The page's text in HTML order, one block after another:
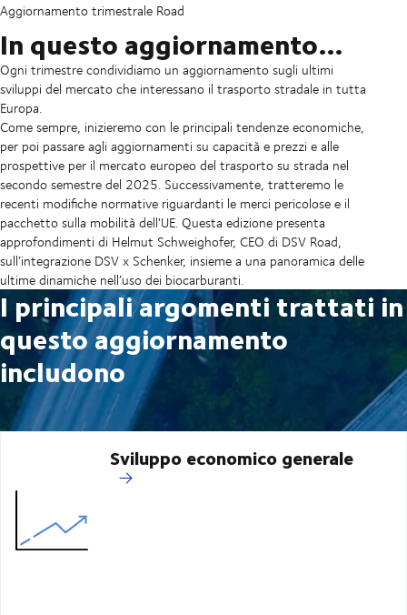
Aggiornamento trimestrale Road
In questo aggiornamento…
Ogni trimestre condividiamo un aggiornamento sugli ultimi
sviluppi del mercato che interessano il trasporto stradale in tutta
Europa.
Come sempre, inizieremo con le principali tendenze economiche,
per poi passare agli aggiornamenti su capacità e prezzi e alle
prospettive per il mercato europeo del trasporto su strada nel
secondo semestre del 2025. Successivamente, tratteremo le
recenti modifiche normative riguardanti le merci pericolose e il
pacchetto sulla mobilità dell'UE. Questa edizione presenta
approfondimenti di Helmut Schweighofer, CEO di DSV Road,
sull’integrazione DSV x Schenker, insieme a una panoramica delle
ultime dinamiche nell’uso dei biocarburanti.
I principali argomenti trattati in
questo aggiornamento
includono
Sviluppo economico generale